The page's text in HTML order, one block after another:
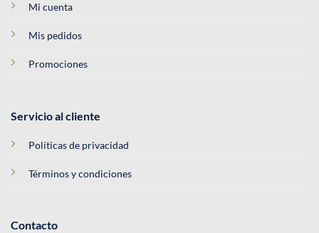
Mi cuenta
Mis pedidos
Promociones
Servicio al cliente
Políticas de privacidad
Términos y condiciones
Contacto